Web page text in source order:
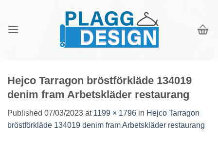
content
Hejco Tarragon bröstförkläde 134019
denim fram Arbetskläder restaurang
Published 07/03/2023 at 1199 × 1796 in Hejco Tarragon
bröstförkläde 134019 denim fram Arbetskläder restaurang